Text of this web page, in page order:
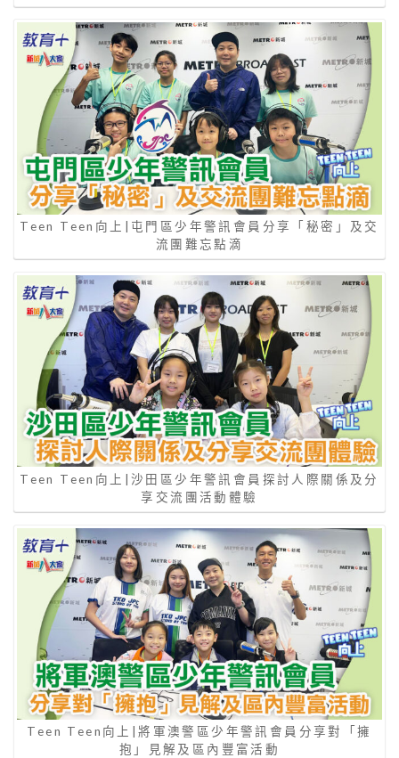
Teen Teen向上|屯門區少年警訊會員分享「秘密」及交
流團難忘點滴
Teen Teen向上|沙田區少年警訊會員探討人際關係及分
享交流團活動體驗
Teen Teen向上|將軍澳警區少年警訊會員分享對「擁
抱」見解及區內豐富活動